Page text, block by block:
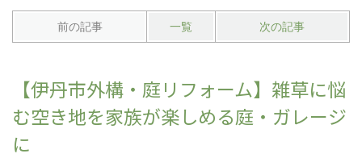
前の記事 一覧 次の記事
【伊丹市外構・庭リフォーム】雑草に悩
む空き地を家族が楽しめる庭・ガレージ
に